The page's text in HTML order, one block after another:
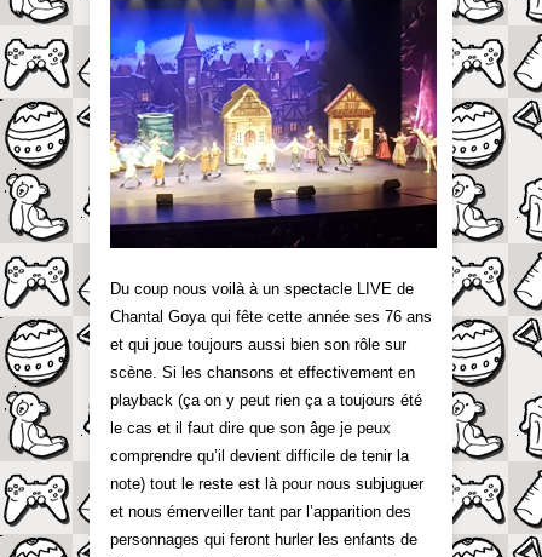
Du coup nous voilà à un spectacle LIVE de
Chantal Goya qui fête cette année ses 76 ans
et qui joue toujours aussi bien son rôle sur
scène. Si les chansons et effectivement en
playback (ça on y peut rien ça a toujours été
le cas et il faut dire que son âge je peux
comprendre qu’il devient difficile de tenir la
note) tout le reste est là pour nous subjuguer
et nous émerveiller tant par l’apparition des
personnages qui feront hurler les enfants de